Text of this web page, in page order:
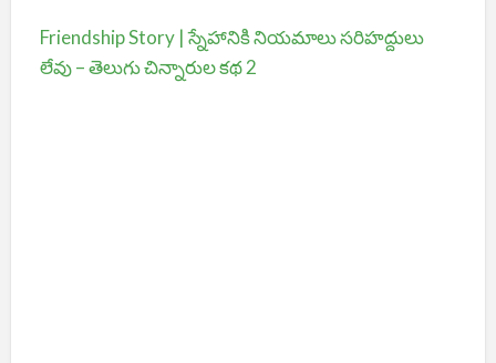
Friendship Story | స్నేహానికి నియమాలు సరిహద్దులు
లేవు – తెలుగు చిన్నారుల కథ 2